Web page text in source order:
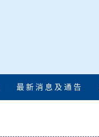
最 新 消 息 及 通 告